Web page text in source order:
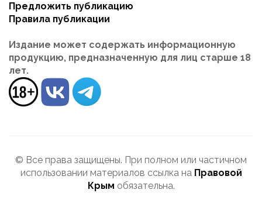
Предложить публикацию
Правила публикации
Издание может содержать информационную
продукцию, предназначенную для лиц старше 18
лет.
© Все права защищены. При полном или частичном
использовании материалов ссылка на Правовой
Крым обязательна.